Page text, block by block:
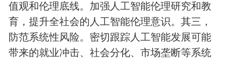
值观和伦理底线。加强人工智能伦理研究和教
育，提升全社会的人工智能伦理意识。其三，
防范系统性风险。密切跟踪人工智能发展可能
带来的就业冲击、社会分化、市场垄断等系统